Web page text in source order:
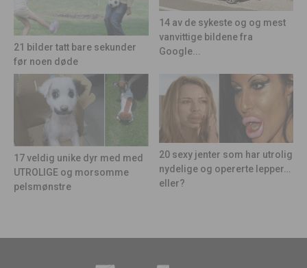
21 bilder tatt bare sekunder
før noen døde
14 av de sykeste og og mest
vanvittige bildene fra
Google...
17 veldig unike dyr med med
UTROLIGE og morsomme
pelsmønstre
20 sexy jenter som har utrolig
nydelige og opererte lepper…
eller?